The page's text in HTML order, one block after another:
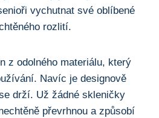
vychutnat své oblíbené
rozlití.
z odolného materiálu, ‍který‍
Navíc je designově
drží. Už​ žádné⁢ skleničky
převrhnou a způsobí